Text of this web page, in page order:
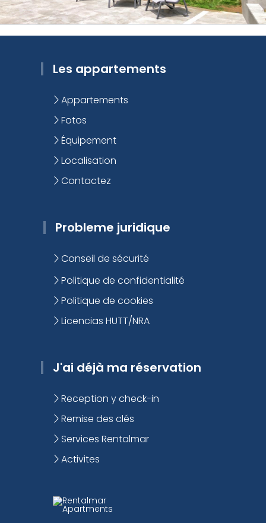
Les appartements
Appartements
Fotos
Équipement
Localisation
Contactez
Probleme juridique
Conseil de sécurité
Politique de confidentialité
Politique de cookies
Licencias HUTT/NRA
J'ai déjà ma réservation
Reception y check-in
Remise des clés
Services Rentalmar
Activites